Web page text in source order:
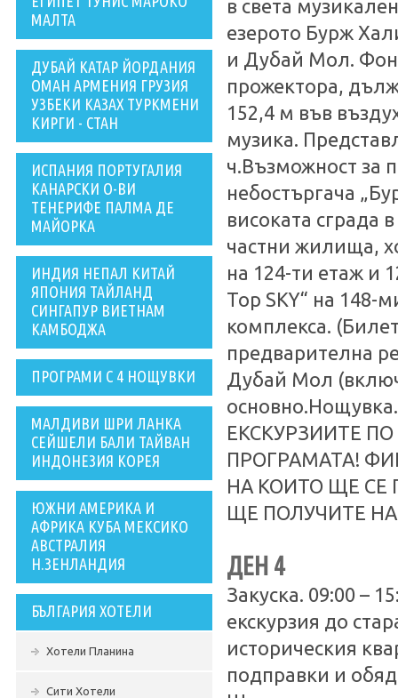
МАЛТА
ДУБАЙ КАТАР ЙОРДАНИЯ
ОМАН АРМЕНИЯ ГРУЗИЯ
УЗБЕКИ КАЗАХ ТУРКМЕНИ
КИРГИ - СТАН
ИСПАНИЯ ПОРТУГАЛИЯ
КАНАРСКИ О-ВИ
ТЕНЕРИФЕ ПАЛМА ДЕ
МАЙОРКА
ИНДИЯ НЕПАЛ КИТАЙ
ЯПОНИЯ ТАЙЛАНД
СИНГАПУР ВИЕТНАМ
КАМБОДЖА
ПРОГРАМИ С 4 НОЩУВКИ
МАЛДИВИ ШРИ ЛАНКА
СЕЙШЕЛИ БАЛИ ТАЙВАН
ИНДОНЕЗИЯ КОРЕЯ
ЮЖНИ АМЕРИКА И
АФРИКА КУБА МЕКСИКО
АВСТРАЛИЯ
Н.ЗЕНЛАНДИЯ
БЪЛГАРИЯ ХОТЕЛИ
Хотели Планина
Сити Хотели
в света
езерото Бурж
и Дубай Мол.
прожектора,
152,4 м във
музика.
ч.Възможност за
небостъргача
високата сграда
частни жилища,
на 124-ти етаж и
Top SKY“ на 148-
комплекса.
предварителна
Дубай Мол
ЕКСКУРЗИИТЕ
ПРОГРАМАТА!
НА КОИТО ЩЕ СЕ
ЩЕ ПОЛУЧИТЕ
ДЕН 4
Закуска. 09:00 –
екскурзия до
историческия
подправки и